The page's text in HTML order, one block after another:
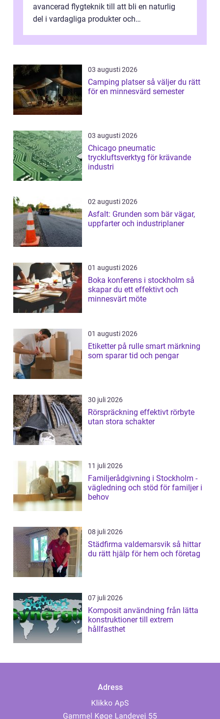
avancerad flygteknik till att bli en naturlig
del i vardagliga produkter och
03 augusti 2026
Camping platser så väljer du rätt
för en minnesvärd semester
03 augusti 2026
Chicago pneumatic
tryckluftsverktyg för krävande
industri
02 augusti 2026
Asfalt: Grunden som bär vägar,
uppfarter och industriplaner
01 augusti 2026
Boka konferens i stockholm så
skapar du ett effektivt och
minnesvärt möte
01 augusti 2026
Etiketter på rulle smart märkning
som sparar tid och pengar
30 juli 2026
Rörspräckning effektivt rörbyte
utan stora schakter
11 juli 2026
Familjerådgivning i Stockholm -
vägledning och stöd för familjer i
behov
08 juli 2026
Städfirma valdemarsvik så hittar
du rätt hjälp för hem och företag
07 juli 2026
Komposit användning från lätta
konstruktioner till extrem
hållfasthet
Adress